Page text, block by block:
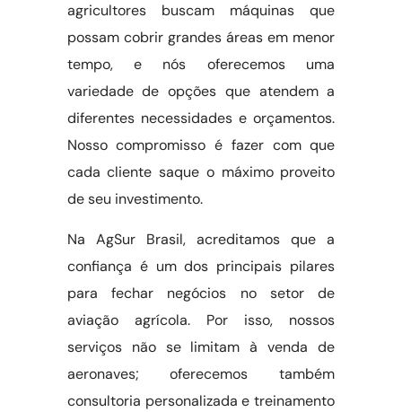
agricultores buscam máquinas que
possam cobrir grandes áreas em menor
tempo, e nós oferecemos uma
variedade de opções que atendem a
diferentes necessidades e orçamentos.
Nosso compromisso é fazer com que
cada cliente saque o máximo proveito
de seu investimento.
Na AgSur Brasil, acreditamos que a
confiança é um dos principais pilares
para fechar negócios no setor de
aviação agrícola. Por isso, nossos
serviços não se limitam à venda de
aeronaves; oferecemos também
consultoria personalizada e treinamento